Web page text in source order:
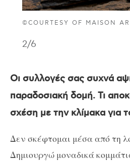
©COURTESY OF MAISON
2/6
Οι συλλογές σας συχνά
παραδοσιακή δομή. Τι
σχέση με την κλίμακα για
Δεν σκέφτομαι μέσα από τη
Δημιουργώ μοναδικά